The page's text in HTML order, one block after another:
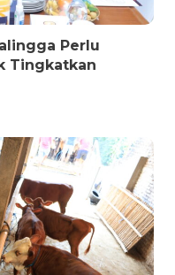
Perlu
Tingkatkan